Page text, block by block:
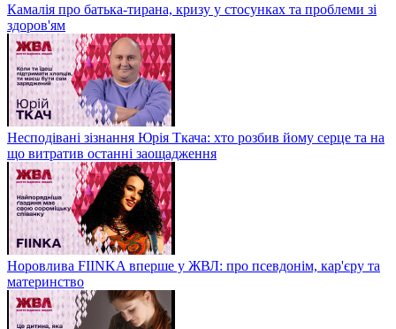
Камалія про батька-тирана, кризу у стосунках та проблеми зі
здоров'ям
Несподівані зізнання Юрія Ткача: хто розбив йому серце та на
що витратив останні заощадження
Норовлива FIINKA вперше у ЖВЛ: про псевдонім, кар'єру та
материнство